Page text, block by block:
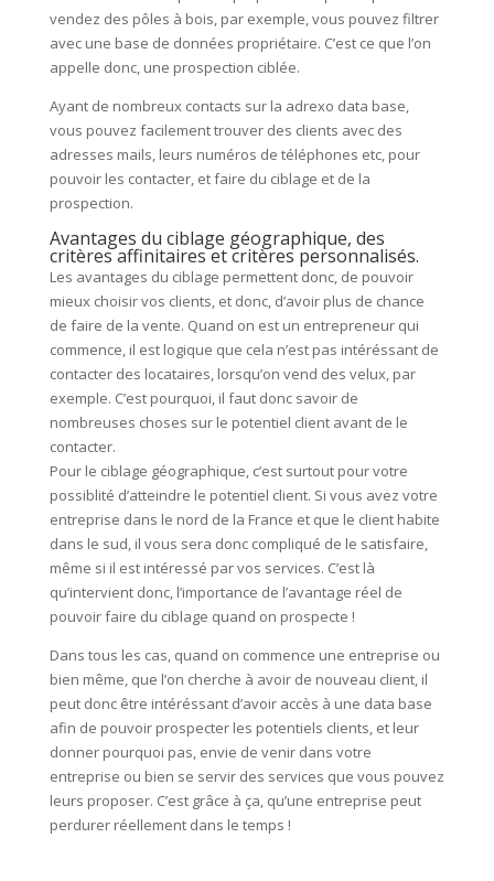
vendez des pôles à bois, par exemple, vous pouvez filtrer
avec une base de données propriétaire. C’est ce que l’on
appelle donc, une prospection ciblée.
Ayant de nombreux contacts sur la adrexo data base,
vous pouvez facilement trouver des clients avec des
adresses mails, leurs numéros de téléphones etc, pour
pouvoir les contacter, et faire du ciblage et de la
prospection.
Avantages du ciblage géographique, des
critères affinitaires et critères personnalisés.
Les avantages du ciblage permettent donc, de pouvoir
mieux choisir vos clients, et donc, d’avoir plus de chance
de faire de la vente. Quand on est un entrepreneur qui
commence, il est logique que cela n’est pas intéréssant de
contacter des locataires, lorsqu’on vend des velux, par
exemple. C’est pourquoi, il faut donc savoir de
nombreuses choses sur le potentiel client avant de le
contacter.
Pour le ciblage géographique, c’est surtout pour votre
possiblité d’atteindre le potentiel client. Si vous avez votre
entreprise dans le nord de la France et que le client habite
dans le sud, il vous sera donc compliqué de le satisfaire,
même si il est intéressé par vos services. C’est là
qu’intervient donc, l’importance de l’avantage réel de
pouvoir faire du ciblage quand on prospecte !
Dans tous les cas, quand on commence une entreprise ou
bien même, que l’on cherche à avoir de nouveau client, il
peut donc être intéréssant d’avoir accès à une data base
afin de pouvoir prospecter les potentiels clients, et leur
donner pourquoi pas, envie de venir dans votre
entreprise ou bien se servir des services que vous pouvez
leurs proposer. C’est grâce à ça, qu’une entreprise peut
perdurer réellement dans le temps !